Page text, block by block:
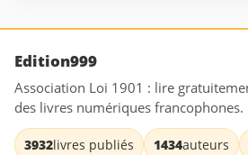
Edition999
Association Loi 1901 : lire
des livres numériques francophones.
3932livres publiés 1434auteurs